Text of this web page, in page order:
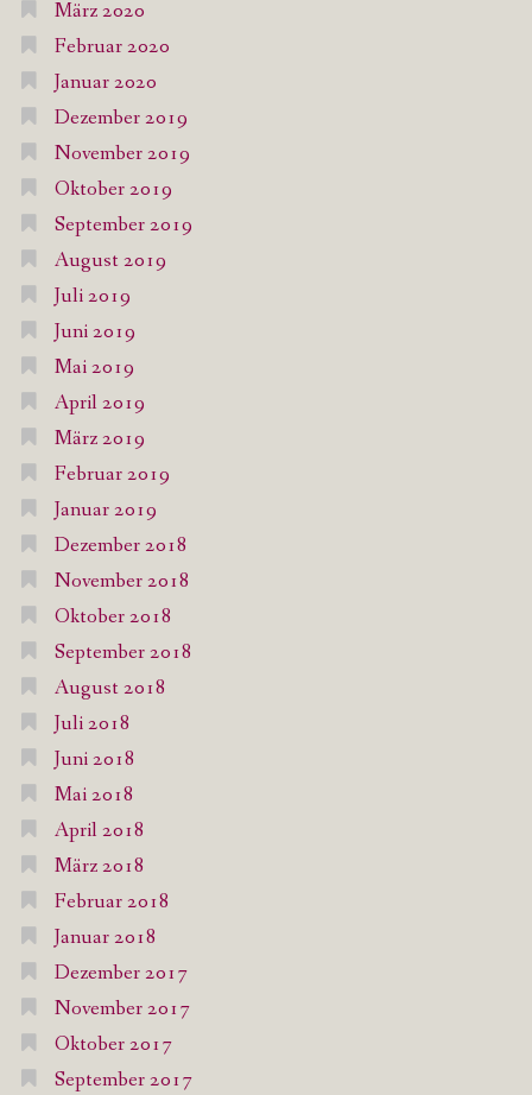
März 2020
Februar 2020
Januar 2020
Dezember 2019
November 2019
Oktober 2019
September 2019
August 2019
Juli 2019
Juni 2019
Mai 2019
April 2019
März 2019
Februar 2019
Januar 2019
Dezember 2018
November 2018
Oktober 2018
September 2018
August 2018
Juli 2018
Juni 2018
Mai 2018
April 2018
März 2018
Februar 2018
Januar 2018
Dezember 2017
November 2017
Oktober 2017
September 2017